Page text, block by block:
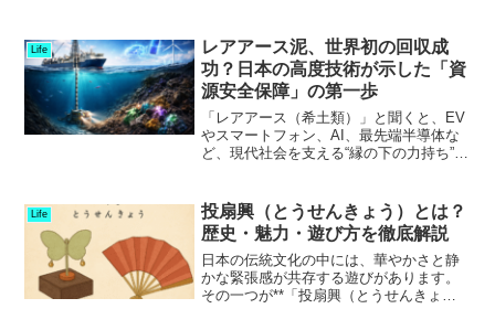
端な紫外線や温度変動、真空という過酷
な条件でも...
Life
レアアース泥、世界初の回収成
功？日本の高度技術が示した「資
源安全保障」の第一歩
「レアアース（希土類）」と聞くと、EV
やスマートフォン、AI、最先端半導体な
ど、現代社会を支える“縁の下の力持ち”を
ら回収することに、世界で初めて成功し
た」そんなニ...
Life
投扇興（とうせんきょう）とは？
歴史・魅力・遊び方を徹底解説
日本の伝統文化の中には、華やかさと静
かな緊張感が共存する遊びがあります。
その一つが**「投扇興（とうせんきょ